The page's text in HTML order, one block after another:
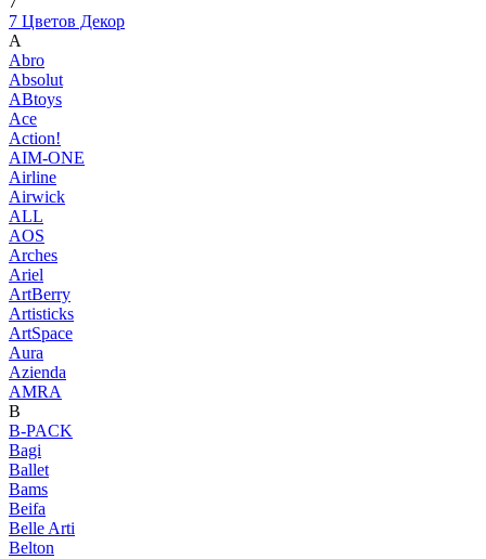
7 Цветов Декор
A
Abro
Absolut
ABtoys
Ace
Action!
AIM-ONE
Airline
Airwick
ALL
AOS
Arches
Ariel
ArtBerry
Artisticks
ArtSpace
Aura
Azienda
AМRA
B
B-PACK
Bagi
Ballet
Bams
Beifa
Belle Arti
Belton